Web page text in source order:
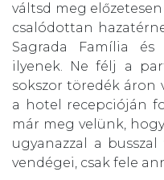
váltsd meg
csalódottan
Sagrada Família
ilyenek. Ne félj a
sokszor töredék áron
a hotel recepcióján
már meg velünk,
ugyanazzal a
vendégei, csak fele